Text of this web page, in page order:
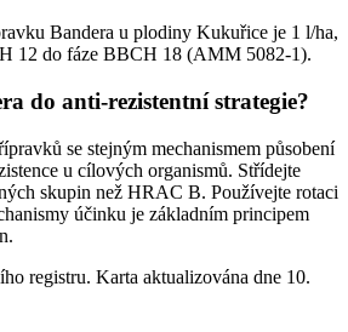
Bandera u plodiny Kukuřice je 1 l/ha,
12 do fáze BBCH 18 (AMM 5082-1).
do anti-rezistentní strategie?
se stejným mechanismem působení
u cílových organismů. Střídejte
skupin než HRAC B. Používejte rotaci
účinku je základním principem
registru. Karta aktualizována dne 10.